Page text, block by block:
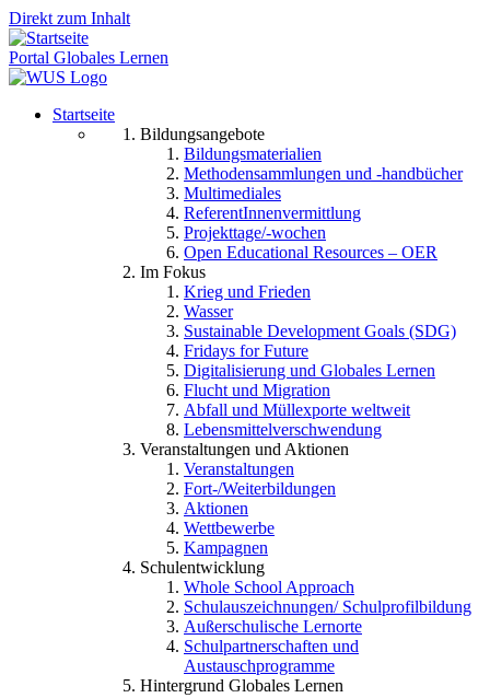
Direkt zum Inhalt
Portal Globales Lernen
Startseite
Bildungsangebote
Bildungsmaterialien
Methodensammlungen und -handbücher
Multimediales
ReferentInnenvermittlung
Projekttage/-wochen
Open Educational Resources – OER
Im Fokus
Krieg und Frieden
Wasser
Sustainable Development Goals (SDG)
Fridays for Future
Digitalisierung und Globales Lernen
Flucht und Migration
Abfall und Müllexporte weltweit
Lebensmittelverschwendung
Veranstaltungen und Aktionen
Veranstaltungen
Fort-/Weiterbildungen
Aktionen
Wettbewerbe
Kampagnen
Schulentwicklung
Whole School Approach
Schulauszeichnungen/ Schulprofilbildung
Außerschulische Lernorte
Schulpartnerschaften und
Austauschprogramme
Hintergrund Globales Lernen